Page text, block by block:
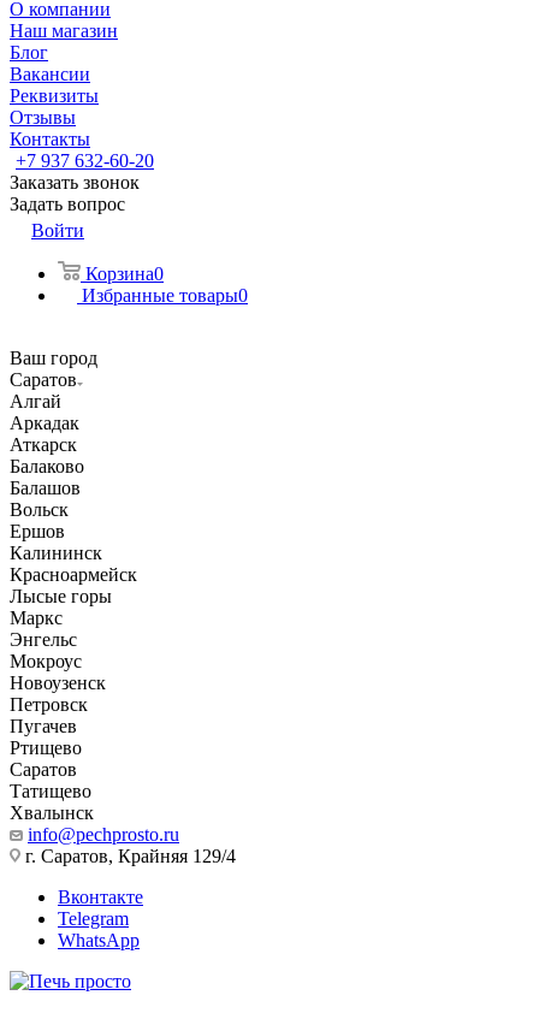
О компании
Наш магазин
Блог
Вакансии
Реквизиты
Отзывы
Контакты
+7 937 632-60-20
Заказать звонок
Задать вопрос
Войти
Корзина0
Избранные товары0
Ваш город
Саратов
Алгай
Аркадак
Аткарск
Балаково
Балашов
Вольск
Ершов
Калининск
Красноармейск
Лысые горы
Маркс
Энгельс
Мокроус
Новоузенск
Петровск
Пугачев
Ртищево
Саратов
Татищево
Хвалынск
info@pechprosto.ru
г. Саратов, Крайняя 129/4
Вконтакте
Telegram
WhatsApp